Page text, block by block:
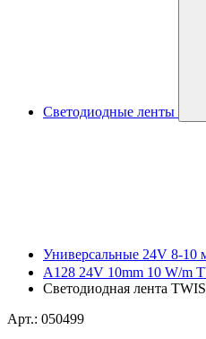
Светодиодные ленты
Универсальные 24V 8-10
A128 24V 10mm 10 W/m
Светодиодная лента
Арт.: 050499